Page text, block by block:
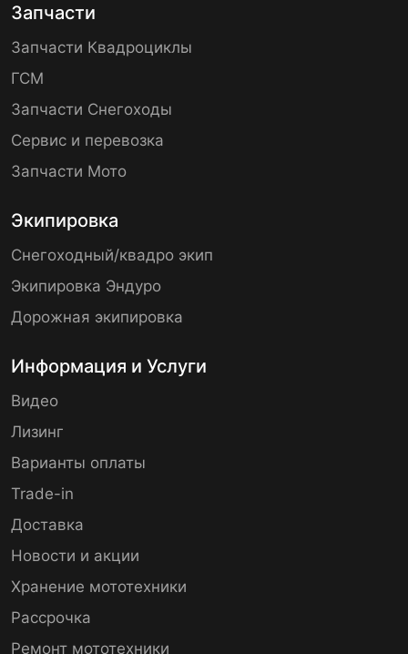
Запчасти
Запчасти Квадроциклы
ГСМ
Запчасти Снегоходы
Сервис и перевозка
Запчасти Мото
Экипировка
Снегоходный/квадро экип
Экипировка Эндуро
Дорожная экипировка
Информация и Услуги
Видео
Лизинг
Варианты оплаты
Trade-in
Доставка
Новости и акции
Хранение мототехники
Рассрочка
Ремонт мототехники